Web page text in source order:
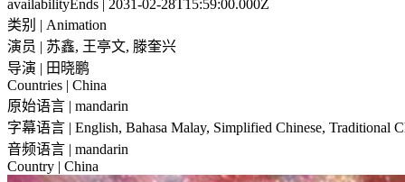
availabilityEnds | 2031-02-28T15:59:00.000Z
类别 | Animation
演员 | 苏鑫, 王亭文, 滕奎兴
导演 | 田晓鹏
Countries | China
原始语言 | mandarin
字幕语言 | English, Bahasa Malay, Simplified Chinese, Traditional
音频语言 | mandarin
Country | China